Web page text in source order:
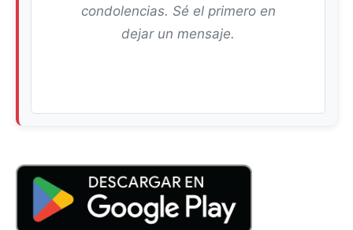
condolencias. Sé el primero en
dejar un mensaje.